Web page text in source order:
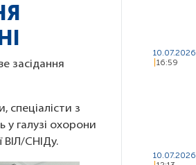
засідання
спеціалісти з
у галузі охорони
ВІЛ/СНІДу.
10.07.2026
16:59
10.07.2026